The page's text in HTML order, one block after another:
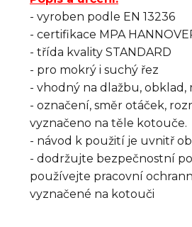
- vyroben podle EN 13236
- certifikace MPA
- třída kvality STANDARD
- pro mokrý i suchý řez
- vhodný na dlažbu, obklad,
- označení, směr otáček,
vyznačeno na těle kotouče.
- návod k použití je uvnitř
- dodržujte bezpečnostní
používejte pracovní
vyznačené na kotouči